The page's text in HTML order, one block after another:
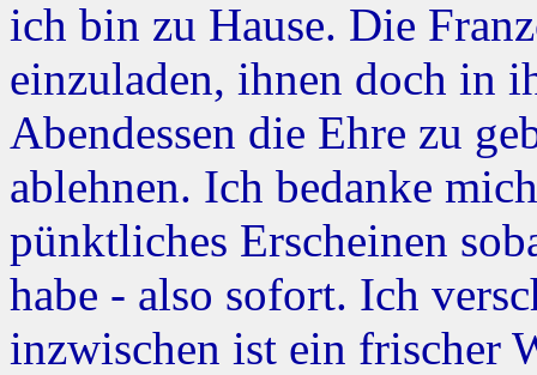
ich bin zu Hause. Die
einzuladen, ihnen doch in
Abendessen die Ehre zu
ablehnen. Ich bedanke
pünktliches Erscheinen
habe - also sofort. Ich
inzwischen ist ein frischer